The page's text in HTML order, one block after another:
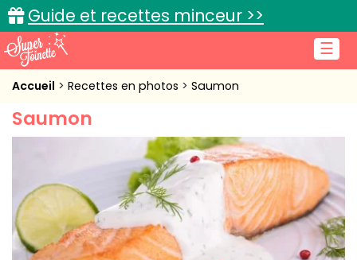
☰
Guide et recettes minceur >>
Accueil
Recettes de cuisine
L'actu cuisine
Accueil Recettes en photos Saumon
Saumon